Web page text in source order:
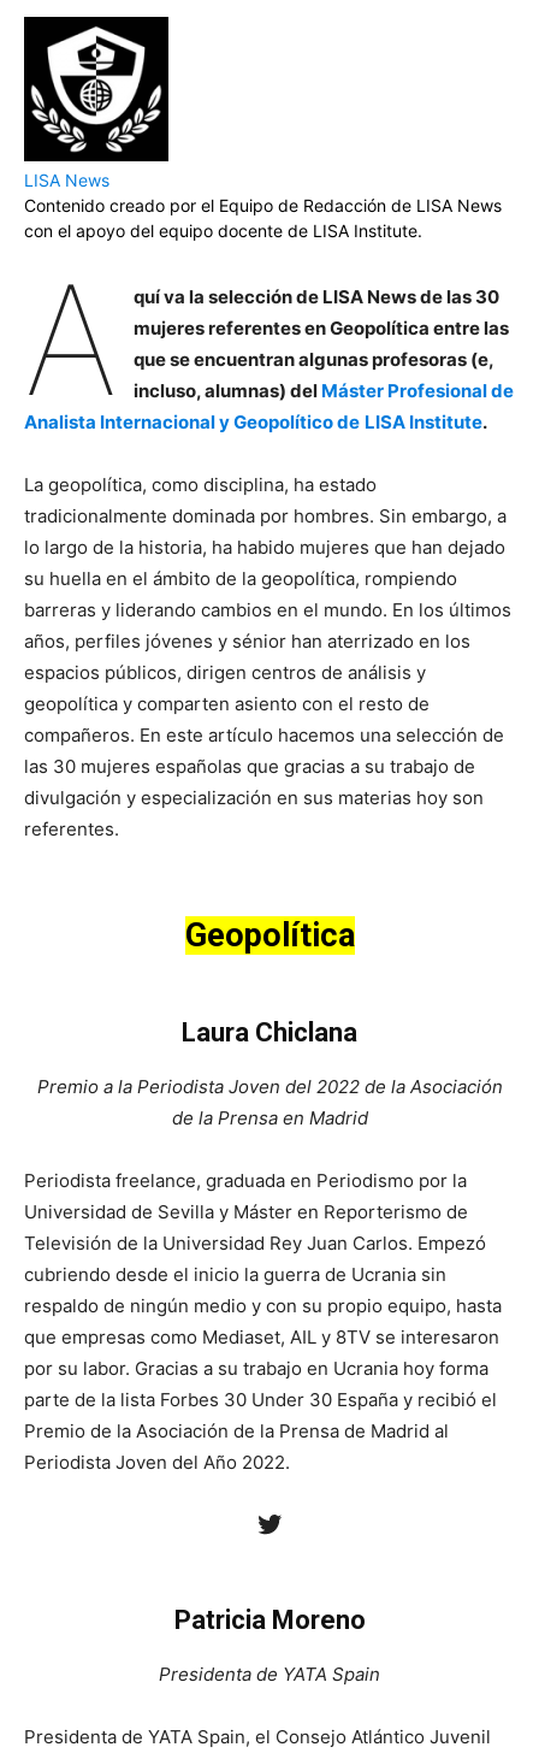
LISA News
Contenido creado por el Equipo de Redacción de LISA News
con el apoyo del equipo docente de LISA Institute.
A
quí va la selección de LISA News de las 30
mujeres referentes en Geopolítica entre las
que se encuentran algunas profesoras (e,
incluso, alumnas) del Máster Profesional de
Analista Internacional y Geopolítico de LISA Institute.
La geopolítica, como disciplina, ha estado
tradicionalmente dominada por hombres. Sin embargo, a
lo largo de la historia, ha habido mujeres que han dejado
su huella en el ámbito de la geopolítica, rompiendo
barreras y liderando cambios en el mundo. En los últimos
años, perfiles jóvenes y sénior han aterrizado en los
espacios públicos, dirigen centros de análisis y
geopolítica y comparten asiento con el resto de
compañeros. En este artículo hacemos una selección de
las 30 mujeres españolas que gracias a su trabajo de
divulgación y especialización en sus materias hoy son
referentes.
Geopolítica
Laura Chiclana
Premio a la Periodista Joven del 2022 de la Asociación
de la Prensa en Madrid
Periodista freelance, graduada en Periodismo por la
Universidad de Sevilla y Máster en Reporterismo de
Televisión de la Universidad Rey Juan Carlos. Empezó
cubriendo desde el inicio la guerra de Ucrania sin
respaldo de ningún medio y con su propio equipo, hasta
que empresas como Mediaset, AIL y 8TV se interesaron
por su labor. Gracias a su trabajo en Ucrania hoy forma
parte de la lista Forbes 30 Under 30 España y recibió el
Premio de la Asociación de la Prensa de Madrid al
Periodista Joven del Año 2022.
Twitter
Patricia Moreno
Presidenta de YATA Spain
Presidenta de YATA Spain, el Consejo Atlántico Juvenil